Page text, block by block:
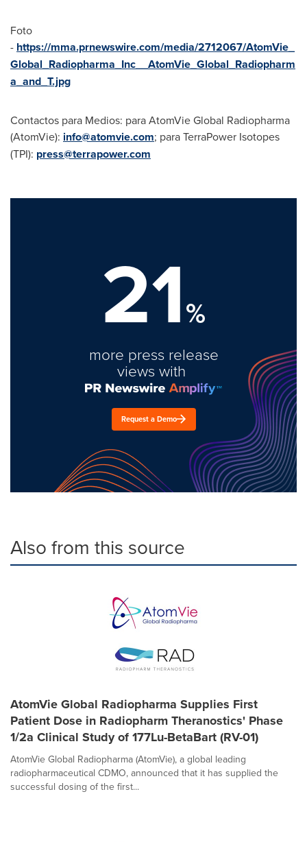
Foto
- https://mma.prnewswire.com/media/2712067/AtomVie_
Global_Radiopharma_Inc__AtomVie_Global_Radiopharm
a_and_T.jpg
Contactos para Medios: para AtomVie Global Radiopharma
(AtomVie): info@atomvie.com; para TerraPower Isotopes
(TPI): press@terrapower.com
21%
more press release
views with
Request a Demo
Also from this source
AtomVie Global Radiopharma Supplies First
Patient Dose in Radiopharm Theranostics' Phase
1/2a Clinical Study of 177Lu-BetaBart (RV-01)
AtomVie Global Radiopharma (AtomVie), a global leading
radiopharmaceutical CDMO, announced that it has supplied the
successful dosing of the first...